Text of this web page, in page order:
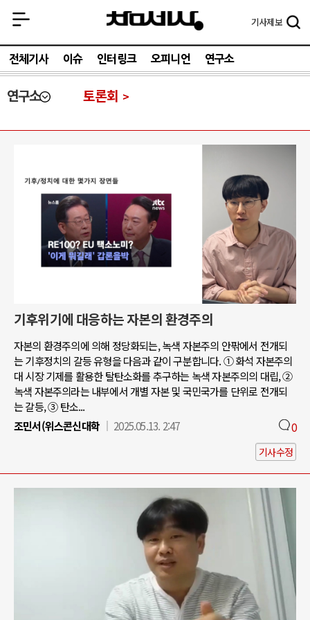
기사제보
전체기사 이슈 인터링크 오피니언 연구소
연구소 토론회
기후위기에 대응하는 자본의 환경주의
자본의 환경주의에 의해 정당화되는, 녹색 자본주의 안팎에서 전개되
는 기후정치의 갈등 유형을 다음과 같이 구분합니다. ① 화석 자본주의
대 시장 기제를 활용한 탈탄소화를 추구하는 녹색 자본주의의 대립, ②
녹색 자본주의라는 내부에서 개별 자본 및 국민국가를 단위로 전개되
는 갈등, ③ 탄소...
조민서(위스콘신대학
2025.05.13. 2:47 0
기사수정